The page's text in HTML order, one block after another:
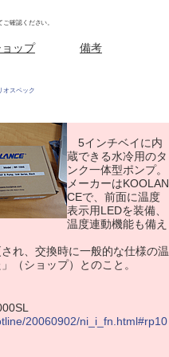
確認ください。
ョップ
備考
オスペック
5インチベイに内
蔵できる水冷用のタ
ンク一体型ポンプ。
メーカーはKOOLAN
CEで、前面に温度
表示用LEDを装備、
温度連動機能も備え
れ、交換時に一般的な仕様の温
（ショップ）とのこと。
20060902/ni_i_fn.html#rp10